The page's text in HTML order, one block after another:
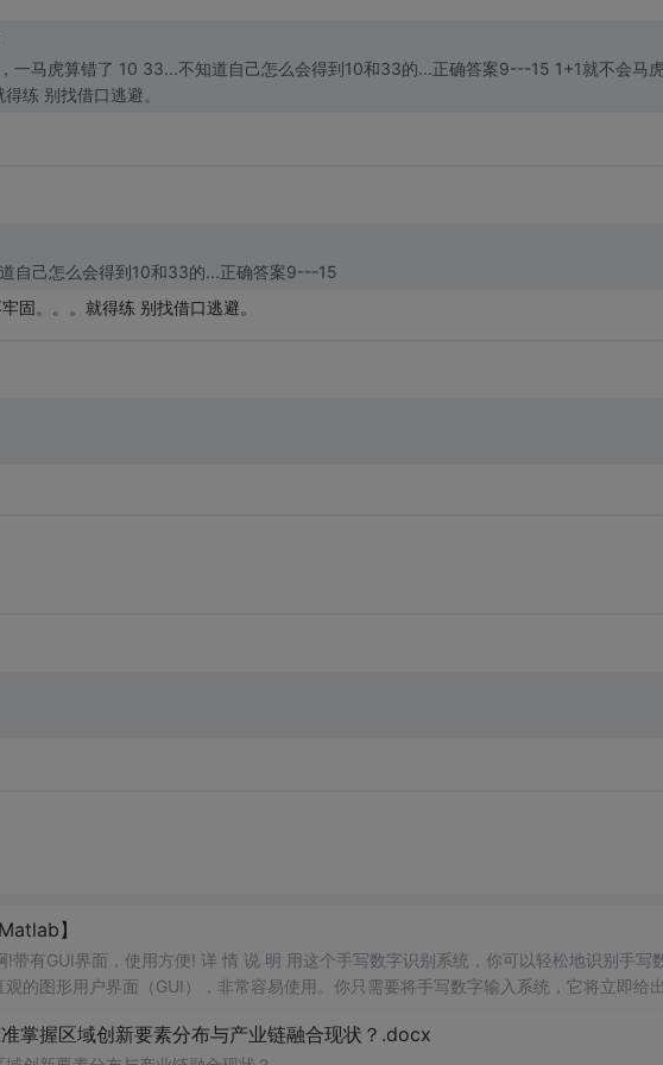
一马虎算错了 10 33...不知道自己怎么会得到10和33的...正确答案9---15 1+1就不会马
练 别找借口逃避。
自己怎么会得到10和33的...正确答案9---15
固。。。就得练 别找借口逃避。
】
带有GUI界面，使用方便! 详 情 说 明 用这个手写数字识别系统，你可以轻松地识别手写
的图形用户界面（GUI），非常容易使用。你只需要将手写数字输入系统，它将立即给
掌握区域创新要素分布与产业链融合现状？.docx